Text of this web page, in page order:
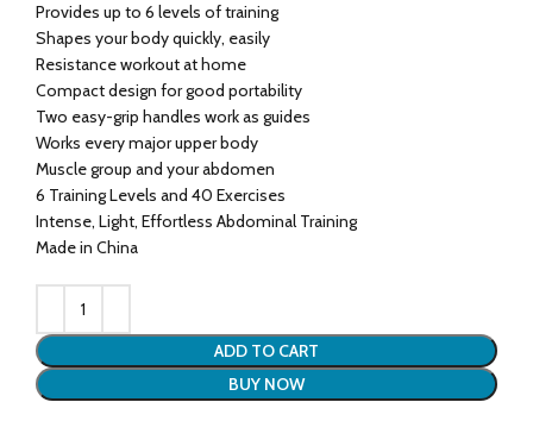
Provides up to 6 levels of training
Shapes your body quickly, easily
Resistance workout at home
Compact design for good portability
Two easy-grip handles work as guides
Works every major upper body
Muscle group and your abdomen
6 Training Levels and 40 Exercises
Intense, Light, Effortless Abdominal Training
Made in China
ADD TO CART
BUY NOW